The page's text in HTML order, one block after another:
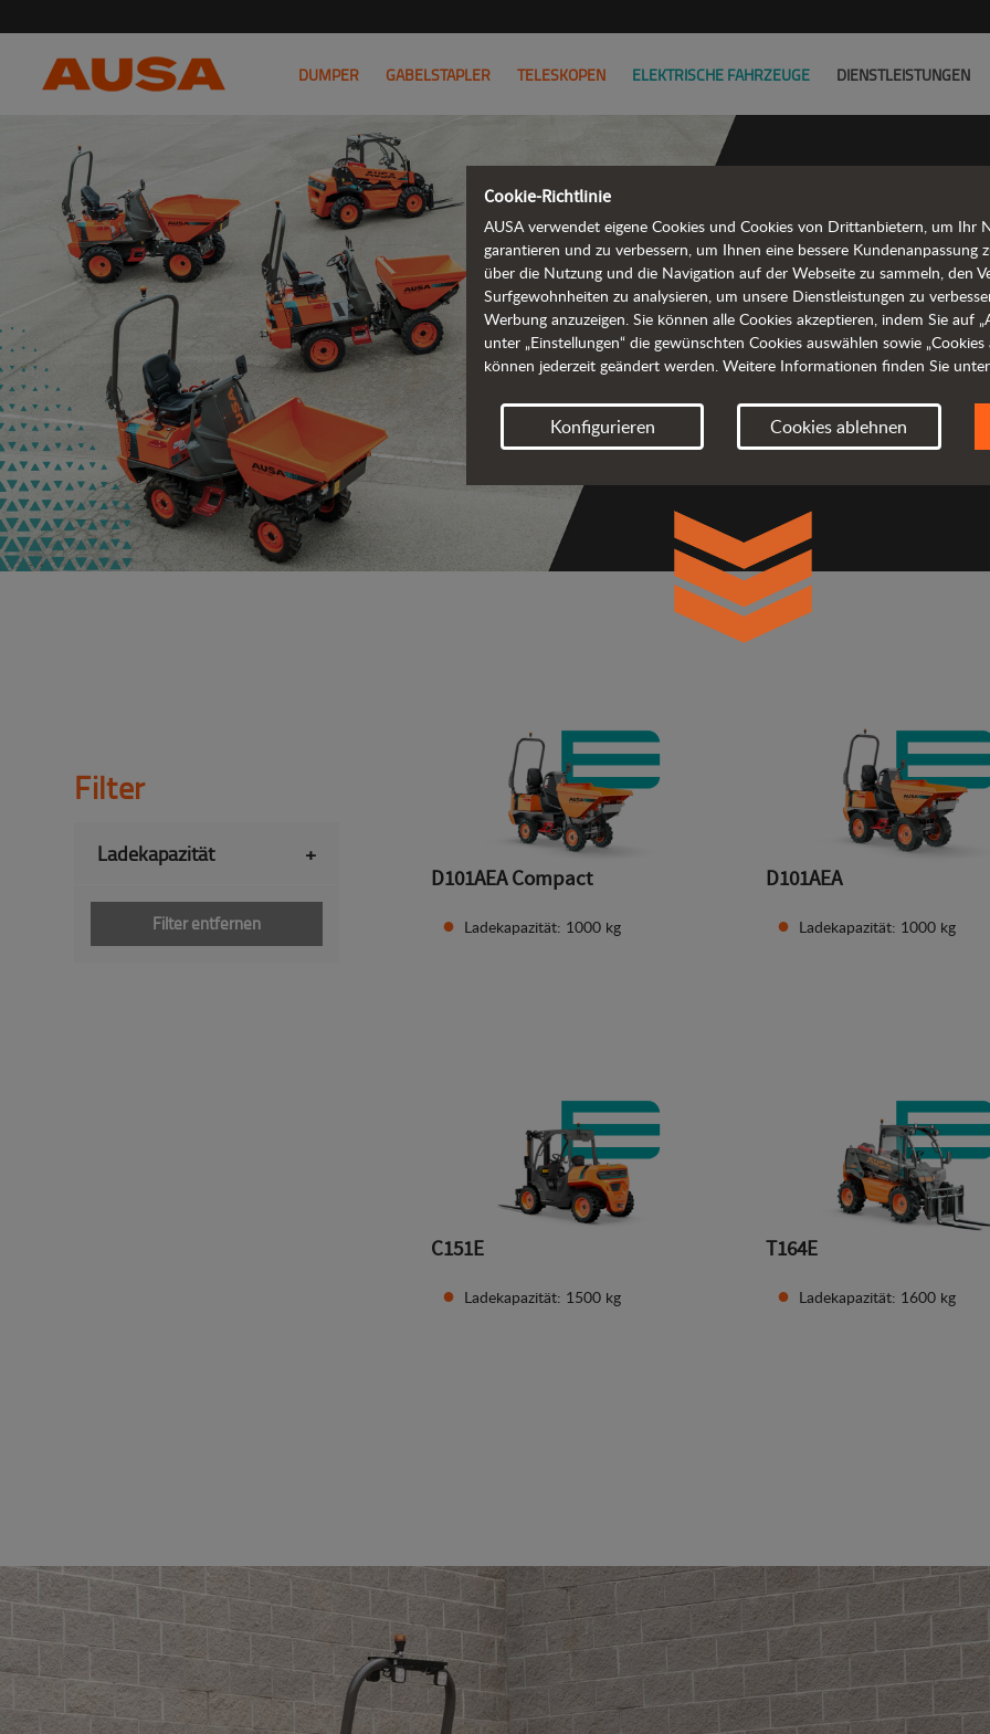
DUMPER GABELSTAPLER TELESKOPEN ELEKTRISCHE FAHRZEUGE DIENSTLEISTUNGEN
Filter
Ladekapazität +
Filter entfernen
D101AEA Compact
Ladekapazität: 1000 kg
D101AEA
Ladekapazität: 1000 kg
C151E
Ladekapazität: 1500 kg
T164E
Ladekapazität: 1600 kg
Cookie-Richtlinie
AUSA verwendet eigene Cookies und Cookies von Drittanbietern, um Ihr
garantieren und zu verbessern, um Ihnen eine bessere
über die Nutzung und die Navigation auf der Webseite zu sammeln, den
Surfgewohnheiten zu analysieren, um unsere Dienstleistungen zu
Werbung anzuzeigen. Sie können alle Cookies akzeptieren, indem Sie auf
unter „Einstellungen“ die gewünschten Cookies auswählen sowie
können jederzeit geändert werden. Weitere Informationen finden Sie unter
Konfigurieren Cookies ablehnen